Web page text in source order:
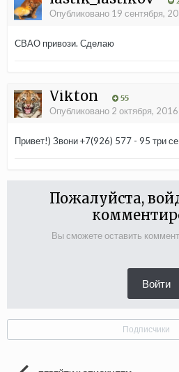
Опубликовано 19 сентября,
СВАО привози. Сделаю
Vikton 55
Опубликовано 2 октября, 2016
Привет!) Звони +7(926) 577 - 95 три
Пожалуйста,
Вы сможете оставить
Войти
Подписчики